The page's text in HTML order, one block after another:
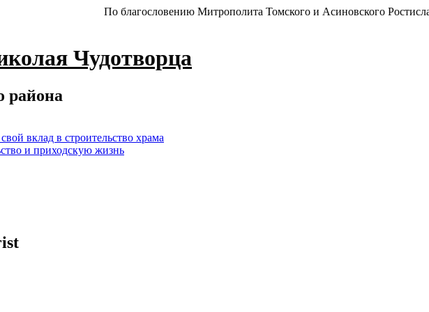
По благословению Митрополита Томского и Асиновского
Чудотворца
района
вклад в строительство храма
и приходскую жизнь